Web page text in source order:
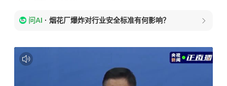
问AI · 烟花厂爆炸对行业安全标准有何影响？